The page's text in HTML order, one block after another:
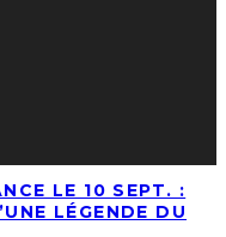
LE 10 SEPT. :
LÉGENDE DU